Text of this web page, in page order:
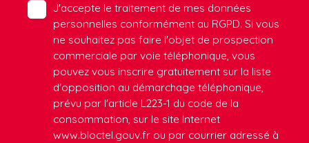
J'accepte le traitement de mes données
personnelles conformément au RGPD. Si vous
ne souhaitez pas faire l'objet de prospection
commerciale par voie téléphonique, vous
pouvez vous inscrire gratuitement sur la liste
d'opposition au démarchage téléphonique,
prévu par l'article L223-1 du code de la
consommation, sur le site Internet
www.bloctel.gouv.fr ou par courrier adressé à